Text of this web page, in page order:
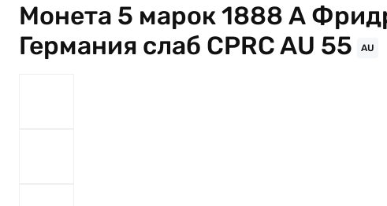
Монета 5 марок 1888 А
Германия слаб CPRC AU 55
AU